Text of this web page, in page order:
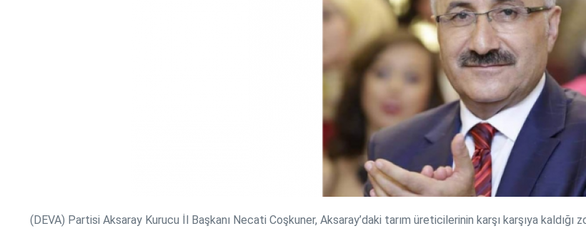
(DEVA) Partisi Aksaray Kurucu İl Başkanı Necati Coşkuner, Aksaray’daki tarım üreticilerinin karşı karşıya